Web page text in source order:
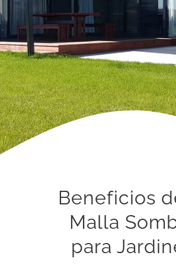
Beneficios
Malla
para